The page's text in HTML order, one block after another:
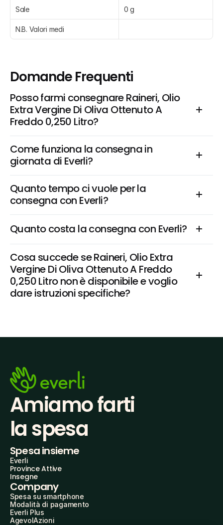
Sale 0 g
N.B. Valori medi
Domande Frequenti
Posso farmi consegnare Raineri, Olio
Extra Vergine Di Oliva Ottenuto A
Freddo 0,250 Litro?
Come funziona la consegna in
giornata di Everli?
Quanto tempo ci vuole per la
consegna con Everli?
Quanto costa la consegna con Everli?
Cosa succede se Raineri, Olio Extra
Vergine Di Oliva Ottenuto A Freddo
0,250 Litro non è disponibile e voglio
dare istruzioni specifiche?
Amiamo farti
la spesa
Spesa insieme
Everli
Province Attive
Insegne
Company
Spesa su smartphone
Modalità di pagamento
Everli Plus
AgevolAzioni